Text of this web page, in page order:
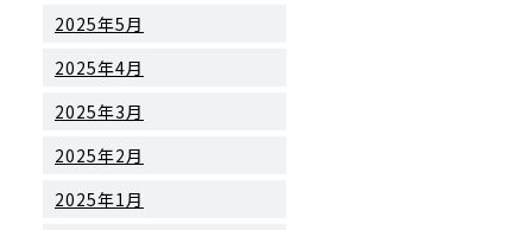
2025年5月
2025年4月
2025年3月
2025年2月
2025年1月